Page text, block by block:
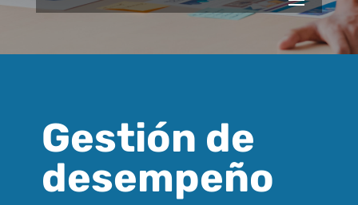
Gestión de
desempeño